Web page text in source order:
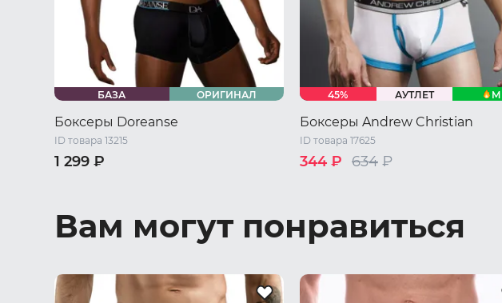
БАЗА ОРИГИНАЛ
Боксеры Doreanse
ID товара 13215
1 299 ₽
45% АУТЛЕТ M
Боксеры Andrew Christian
ID товара 17625
344 ₽ 634 ₽
Вам могут понравиться